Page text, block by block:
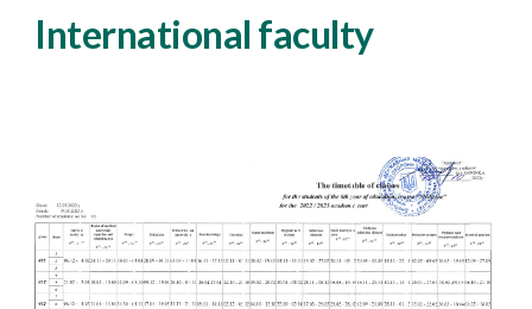
International faculty